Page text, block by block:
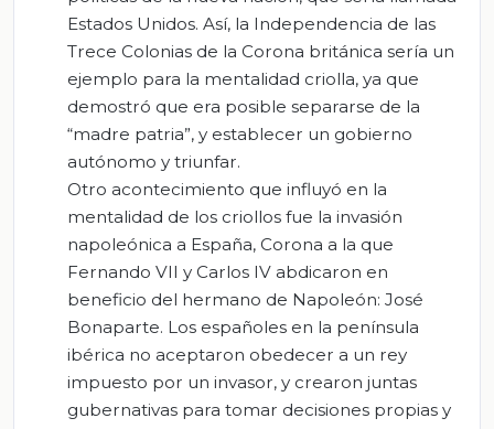
Estados Unidos. Así, la Independencia de las
Trece Colonias de la Corona británica sería un
ejemplo para la mentalidad criolla, ya que
demostró que era posible separarse de la
“madre patria”, y establecer un gobierno
autónomo y triunfar.
Otro acontecimiento que influyó en la
mentalidad de los criollos fue la invasión
napoleónica a España, Corona a la que
Fernando VII y Carlos IV abdicaron en
beneficio del hermano de Napoleón: José
Bonaparte. Los españoles en la península
ibérica no aceptaron obedecer a un rey
impuesto por un invasor, y crearon juntas
gubernativas para tomar decisiones propias y